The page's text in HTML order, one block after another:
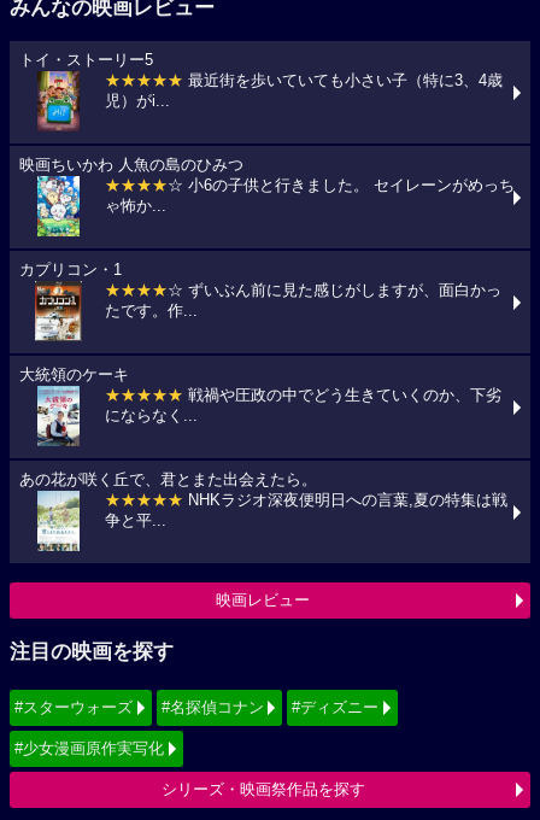
みんなの映画レビュー
トイ・ストーリー5
★★★★★ 最近街を歩いていても小さい子（特に3、4歳
児）がi...
映画ちいかわ 人魚の島のひみつ
★★★★☆ 小6の子供と行きました。 セイレーンがめっち
ゃ怖か...
カプリコン・1
★★★★☆ ずいぶん前に見た感じがしますが、面白かっ
たです。作...
大統領のケーキ
★★★★★ 戦禍や圧政の中でどう生きていくのか、下劣
にならなく...
あの花が咲く丘で、君とまた出会えたら。
★★★★★ NHKラジオ深夜便明日への言葉,夏の特集は戦
争と平...
映画レビュー
注目の映画を探す
#スターウォーズ #名探偵コナン #ディズニー
#少女漫画原作実写化
シリーズ・映画祭作品を探す